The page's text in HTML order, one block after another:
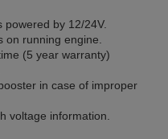
powered by 12/24V.
on running engine.
(5 year warranty)
in case of improper
voltage information.